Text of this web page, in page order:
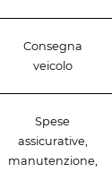
Consegna
veicolo
Spese
assicurative,
manutenzione,